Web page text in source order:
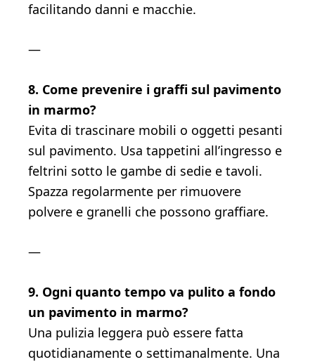
facilitando danni e macchie.
—
8. Come prevenire i graffi sul pavimento
in marmo?
Evita di trascinare mobili o oggetti pesanti
sul pavimento. Usa tappetini all’ingresso e
feltrini sotto le gambe di sedie e tavoli.
Spazza regolarmente per rimuovere
polvere e granelli che possono graffiare.
—
9. Ogni quanto tempo va pulito a fondo
un pavimento in marmo?
Una pulizia leggera può essere fatta
quotidianamente o settimanalmente. Una